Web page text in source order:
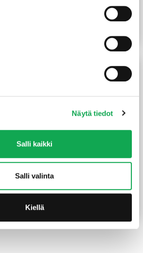
Näytä tiedot
Salli kaikki
Salli valinta
Kiellä
91x91x750 mm sinkitty
RST
200
Kulmalevy 90x90x65x2,5
mm sinkitty vahvistettu
1,50€/kpl